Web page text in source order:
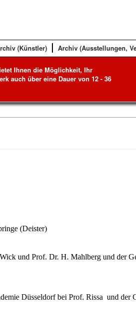
(Künstler) Archiv (Ausstellungen,
Ihnen die Möglichkeit, Ihr
auch über eine Dauer von 12 - 36
(Deister)
und Prof. Dr. H. Mahlberg und der
Düsseldorf bei Prof. Rissa und der